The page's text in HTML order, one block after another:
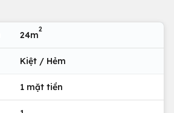
24m
2
Kiệt / Hẻm
1 mặt tiền